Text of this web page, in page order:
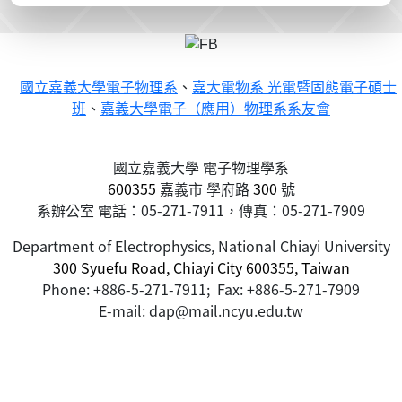
國立嘉義大學電子物理系 、 嘉大電物系 光電暨固態電子碩士
班 、 嘉義大學電子（應用）物理系系友會
國立嘉義大學 電子物理學系
600355 嘉義市學府路300 號
系辦公室 電話：05-271-7911，傳真：05-271-7909
Department of Electrophysics, National Chiayi University
300 Syuefu Road, Chiayi City 600355, Taiwan
Phone: +886-5-271-7911; Fax: +886-5-271-7909
E-mail: dap@mail.ncyu.edu.tw